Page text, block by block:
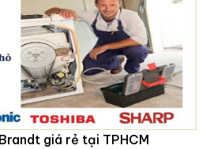
giá rẻ tại TPHCM